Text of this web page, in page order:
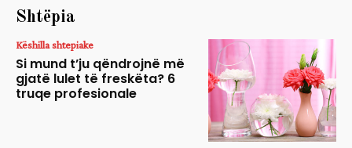
Shtëpia
Këshilla shtepiake
Si mund t’ju qëndrojnë më
gjatë lulet të freskëta? 6
truqe profesionale